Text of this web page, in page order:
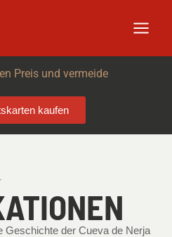
Preis und vermeide
kaufen
Geschichte der Cueva de Nerja